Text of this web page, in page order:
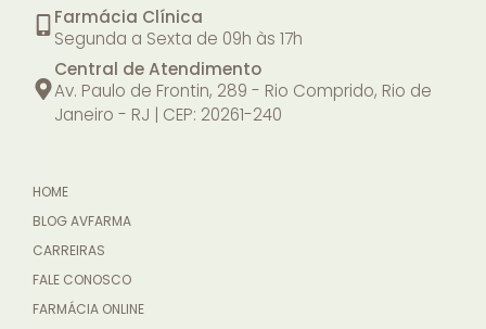
Farmácia Clínica
Segunda a Sexta de 09h às 17h
Central de Atendimento
Av. Paulo de Frontin, 289 - Rio Comprido, Rio de
Janeiro - RJ | CEP: 20261-240
HOME
BLOG AVFARMA
CARREIRAS
FALE CONOSCO
FARMÁCIA ONLINE